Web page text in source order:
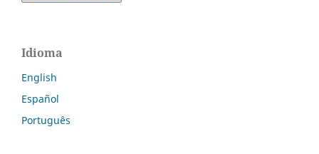
Idioma
English
Español
Português